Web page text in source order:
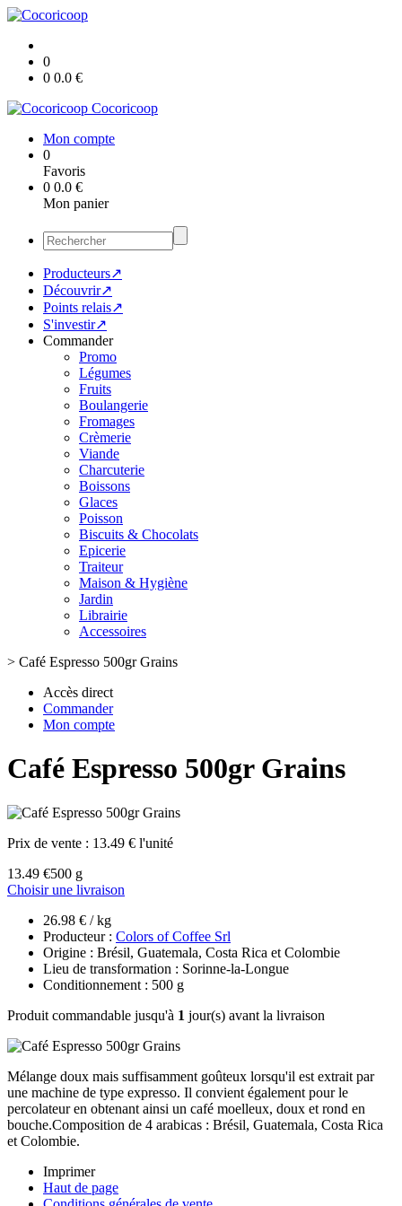
0
0 0.0 €
Cocoricoop
Mon compte
0
Favoris
0 0.0 €
Mon panier
Producteurs↗
Découvrir↗
Points relais↗
S'investir↗
Commander
Promo
Légumes
Fruits
Boulangerie
Fromages
Crèmerie
Viande
Charcuterie
Boissons
Glaces
Poisson
Biscuits & Chocolats
Epicerie
Traiteur
Maison & Hygiène
Jardin
Librairie
Accessoires
> Café Espresso 500gr Grains
Accès direct
Commander
Mon compte
Café Espresso 500gr Grains
Prix de vente : 13.49 € l'unité
13.49 €500 g
Choisir une livraison
26.98 € / kg
Producteur : Colors of Coffee Srl
Origine : Brésil, Guatemala, Costa Rica et Colombie
Lieu de transformation : Sorinne-la-Longue
Conditionnement : 500 g
Produit commandable jusqu'à 1 jour(s) avant la livraison
Mélange doux mais suffisamment goûteux lorsqu'il est extrait par
une machine de type expresso. Il convient également pour le
percolateur en obtenant ainsi un café moelleux, doux et rond en
bouche.Composition de 4 arabicas : Brésil, Guatemala, Costa Rica
et Colombie.
Imprimer
Haut de page